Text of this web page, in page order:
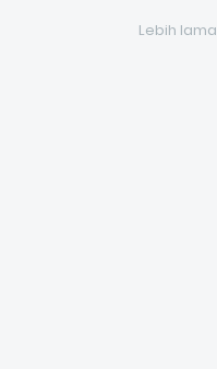
Lebih lama